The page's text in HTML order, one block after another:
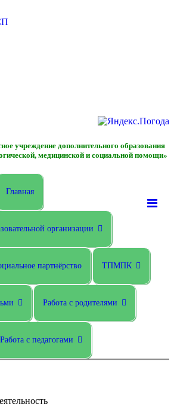
учреждение дополнительного образования
медицинской и социальной помощи»
Главная
организации
партнёрство ТПМПК
Работа с родителями
Работа с педагогами